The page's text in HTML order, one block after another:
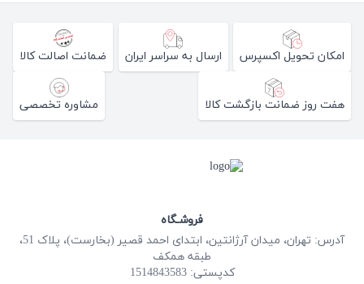
امکان تحویل اکسپرس ارسال به سراسر ایران ضمانت اصالت کالا
هفت روز ضمانت بازگشت کالا مشاوره تخصصی
فروشـگاه
آدرس: تهران، میدان آرژانتین، ابتدای احمد قصیر (بخارست)، پلاک 51،
طبقه همکف
کدپستی: 1514843583